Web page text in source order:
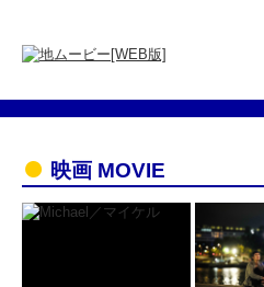
映画 MOVIE